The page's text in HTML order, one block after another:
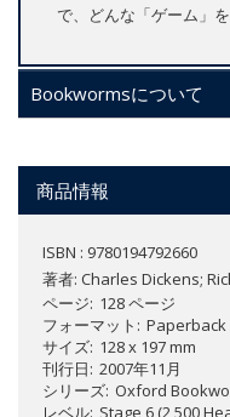
で、どんな「ゲーム」
Bookwormsについて
商品情報
ISBN : 9780194792660
著者: Charles Dickens;
ページ 128 ページ
フォーマット
Paperback
サイズ 128 x 197 mm
刊行日 2007年11月
シリーズ Oxford
レベル Stage 6 (2,500